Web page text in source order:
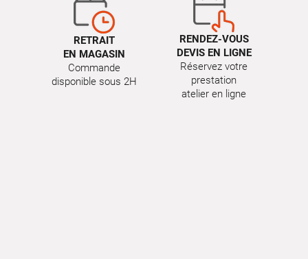
RETRAIT
EN MAGASIN
Commande
disponible sous 2H
RENDEZ-VOUS
DEVIS EN LIGNE
Réservez votre
prestation
atelier en ligne